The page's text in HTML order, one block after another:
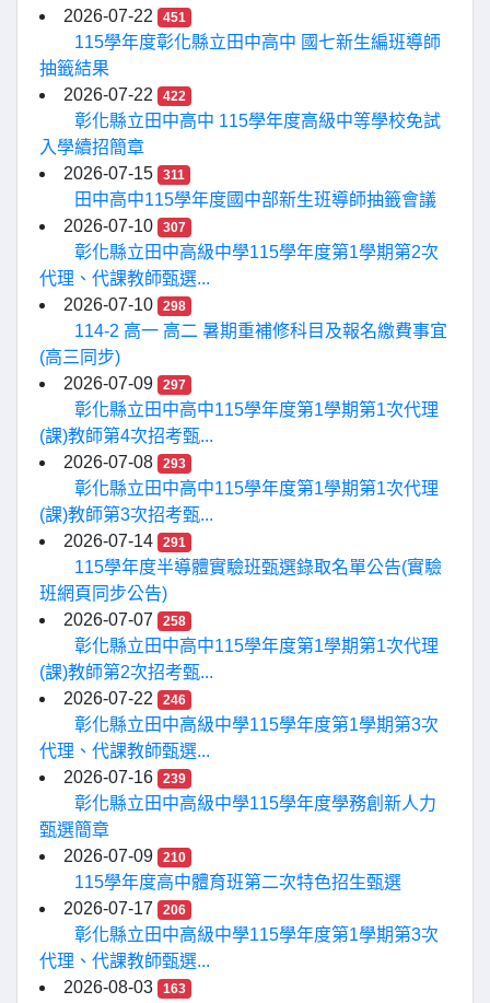
2026-07-22
451
115學年度彰化縣立田中高中 國七新生編班導師
抽籤結果
2026-07-22
422
彰化縣立田中高中 115學年度高級中等學校免試
入學續招簡章
2026-07-15
311
田中高中115學年度國中部新生班導師抽籤會議
2026-07-10
307
彰化縣立田中高級中學115學年度第1學期第2次
代理、代課教師甄選...
2026-07-10
298
114-2 高一 高二 暑期重補修科目及報名繳費事宜
(高三同步)
2026-07-09
297
彰化縣立田中高中115學年度第1學期第1次代理
(課)教師第4次招考甄...
2026-07-08
293
彰化縣立田中高中115學年度第1學期第1次代理
(課)教師第3次招考甄...
2026-07-14
291
115學年度半導體實驗班甄選錄取名單公告(實驗
班網頁同步公告)
2026-07-07
258
彰化縣立田中高中115學年度第1學期第1次代理
(課)教師第2次招考甄...
2026-07-22
246
彰化縣立田中高級中學115學年度第1學期第3次
代理、代課教師甄選...
2026-07-16
239
彰化縣立田中高級中學115學年度學務創新人力
甄選簡章
2026-07-09
210
115學年度高中體育班第二次特色招生甄選
2026-07-17
206
彰化縣立田中高級中學115學年度第1學期第3次
代理、代課教師甄選...
2026-08-03
163